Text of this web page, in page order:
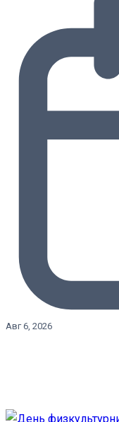
Авг 6, 2026